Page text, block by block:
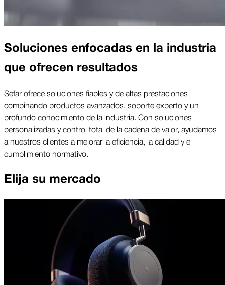
Soluciones enfocadas en la industria
que ofrecen resultados
Sefar ofrece soluciones fiables y de altas prestaciones
combinando productos avanzados, soporte experto y un
profundo conocimiento de la industria. Con soluciones
personalizadas y control total de la cadena de valor, ayudamos
a nuestros clientes a mejorar la eficiencia, la calidad y el
cumplimiento normativo.
Elija su mercado